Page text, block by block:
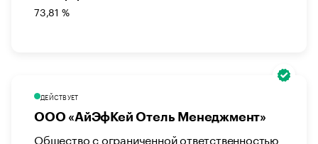
73,81 %
ДЕЙСТВУЕТ
ООО «АйЭфКей Отель Менеджмент»
Общество с ограниченной ответственностью